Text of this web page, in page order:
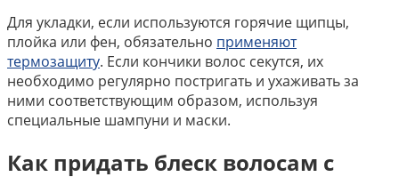
Для укладки, если используются горячие щипцы,
плойка или фен, обязательно применяют
термозащиту. Если кончики волос секутся, их
необходимо регулярно постригать и ухаживать за
ними соответствующим образом, используя
специальные шампуни и маски.
Как придать блеск волосам с